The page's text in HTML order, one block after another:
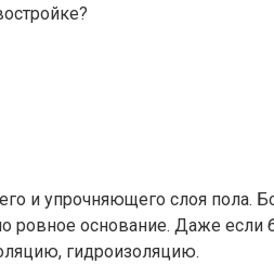
и упрочняющего слоя пола.
ровное основание. Даже
гидроизоляцию.